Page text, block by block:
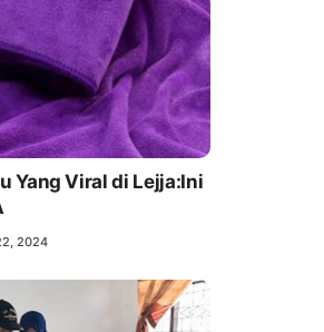
Yang Viral di Lejja:Ini
2024